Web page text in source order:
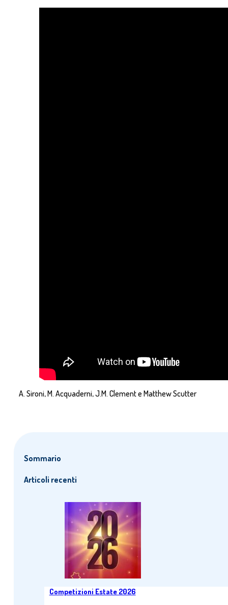
A. Sironi, M. Acquaderni, J.M. Clement e Matthew Scutter
Sommario
Articoli recenti
Competizioni Estate 2026